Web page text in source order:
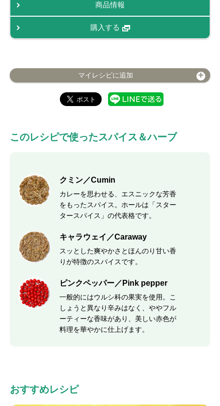
商品情報
購入する
マイレシピに追加
このレシピで使ったスパイス＆ハーブ
クミン／Cumin
カレーを思わせる、エスニックな芳香
をもったスパイス。ホールは「スター
タースパイス」の代表格です。
キャラウェイ／Caraway
スッとした爽やかさとほんのり甘い香
りが特徴のスパイスです。
ピンクペッパー／Pink pepper
一般的にはウルシ科の果実を使用。こ
しょうと異なり辛みはなく、ややフル
ーティーな香味があり、美しい赤色が
料理を華やかに仕上げます。
おすすめレシピ